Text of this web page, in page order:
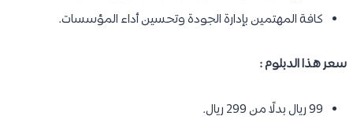
كافة المهتمين بإدارة الجودة وتحسين أداء المؤسسات.
سعر هذا الدبلوم :
99 ريال بدلًا من 299 ريال.